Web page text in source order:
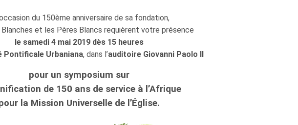
du 150ème anniversaire de sa fondation,
et les Pères Blancs requièrent votre présence
le samedi 4 mai 2019 dès 15 heures
Pontificale Urbaniana, dans l’auditoire Giovanni Paolo II
pour un symposium sur
de 150 ans de service à l’Afrique
la Mission Universelle de l’Église.